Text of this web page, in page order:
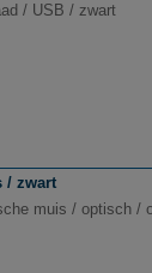
/ USB / zwart
/ zwart
muis / optisch /